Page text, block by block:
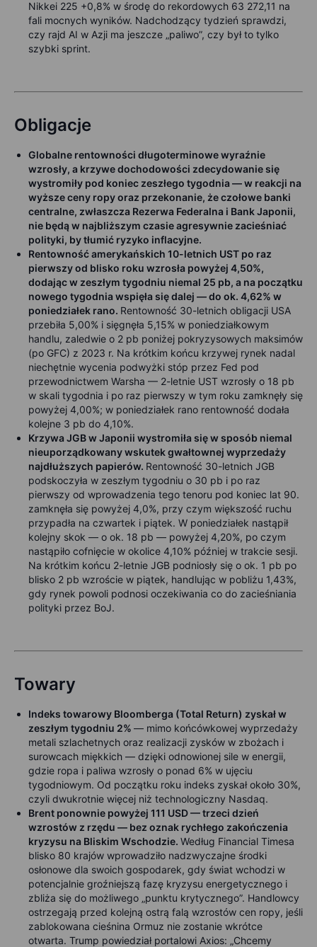
Nikkei 225 +0,8% w środę do rekordowych 63 272,11 na
fali mocnych wyników. Nadchodzący tydzień sprawdzi,
czy rajd AI w Azji ma jeszcze „paliwo”, czy był to tylko
szybki sprint.
Obligacje
Globalne rentowności długoterminowe wyraźnie
wzrosły, a krzywe dochodowości zdecydowanie się
wystromiły pod koniec zeszłego tygodnia — w reakcji na
wyższe ceny ropy oraz przekonanie, że czołowe banki
centralne, zwłaszcza Rezerwa Federalna i Bank Japonii,
nie będą w najbliższym czasie agresywnie zacieśniać
polityki, by tłumić ryzyko inflacyjne.
Rentowność amerykańskich 10-letnich UST po raz
pierwszy od blisko roku wzrosła powyżej 4,50%,
dodając w zeszłym tygodniu niemal 25 pb, a na początku
nowego tygodnia wspięła się dalej — do ok. 4,62% w
poniedziałek rano. Rentowność 30-letnich obligacji USA
przebiła 5,00% i sięgnęła 5,15% w poniedziałkowym
handlu, zaledwie o 2 pb poniżej pokryzysowych maksimów
(po GFC) z 2023 r. Na krótkim końcu krzywej rynek nadal
niechętnie wycenia podwyżki stóp przez Fed pod
przewodnictwem Warsha — 2-letnie UST wzrosły o 18 pb
w skali tygodnia i po raz pierwszy w tym roku zamknęły się
powyżej 4,00%; w poniedziałek rano rentowność dodała
kolejne 3 pb do 4,10%.
Krzywa JGB w Japonii wystromiła się w sposób niemal
nieuporządkowany wskutek gwałtownej wyprzedaży
najdłuższych papierów. Rentowność 30-letnich JGB
podskoczyła w zeszłym tygodniu o 30 pb i po raz
pierwszy od wprowadzenia tego tenoru pod koniec lat 90.
zamknęła się powyżej 4,0%, przy czym większość ruchu
przypadła na czwartek i piątek. W poniedziałek nastąpił
kolejny skok — o ok. 18 pb — powyżej 4,20%, po czym
nastąpiło cofnięcie w okolice 4,10% później w trakcie sesji.
Na krótkim końcu 2-letnie JGB podniosły się o ok. 1 pb po
blisko 2 pb wzroście w piątek, handlując w pobliżu 1,43%,
gdy rynek powoli podnosi oczekiwania co do zacieśniania
polityki przez BoJ.
Towary
Indeks towarowy Bloomberga (Total Return) zyskał w
zeszłym tygodniu 2% — mimo końcówkowej wyprzedaży
metali szlachetnych oraz realizacji zysków w zbożach i
surowcach miękkich — dzięki odnowionej sile w energii,
gdzie ropa i paliwa wzrosły o ponad 6% w ujęciu
tygodniowym. Od początku roku indeks zyskał około 30%,
czyli dwukrotnie więcej niż technologiczny Nasdaq.
Brent ponownie powyżej 111 USD — trzeci dzień
wzrostów z rzędu — bez oznak rychłego zakończenia
kryzysu na Bliskim Wschodzie. Według Financial Timesa
blisko 80 krajów wprowadziło nadzwyczajne środki
osłonowe dla swoich gospodarek, gdy świat wchodzi w
potencjalnie groźniejszą fazę kryzysu energetycznego i
zbliża się do możliwego „punktu krytycznego”. Handlowcy
ostrzegają przed kolejną ostrą falą wzrostów cen ropy, jeśli
zablokowana cieśnina Ormuz nie zostanie wkrótce
otwarta. Trump powiedział portalowi Axios: „Chcemy